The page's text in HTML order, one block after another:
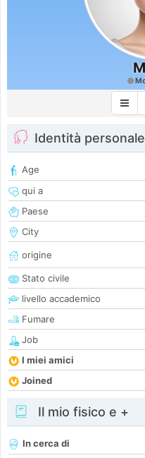
Identità personale
Age
qui a
Paese
City
origine
Stato civile
livello accademico
Fumare
Job
I miei amici
Joined
Il mio fisico e +
In cerca di